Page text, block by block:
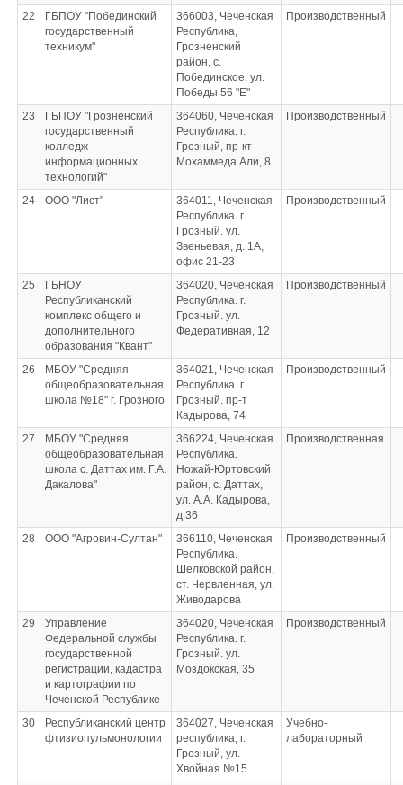
22
ГБПОУ "Побединский
государственный
техникум"
366003, Чеченская
Республика,
Грозненский
район, с.
Побединское, ул.
Победы 56 "Е"
Производственный
23
ГБПОУ "Грозненский
государственный
колледж
информационных
технологий"
364060, Чеченская
Республика. г.
Грозный, пр-кт
Мохаммеда Али, 8
Производственный
24 ООО "Лист"
364011, Чеченская
Республика. г.
Грозный. ул.
Звеньевая, д. 1А,
офис 21-23
Производственный
25
ГБНОУ
Республиканский
комплекс общего и
дополнительного
образования "Квант"
364020, Чеченская
Республика. г.
Грозный. ул.
Федеративная, 12
Производственный
26
МБОУ "Средняя
общеобразовательная
школа №18" г. Грозного
364021, Чеченская
Республика. г.
Грозный. пр-т
Кадырова, 74
Производственный
27
МБОУ "Средняя
общеобразовательная
школа с. Даттах им. Г.А.
Дакалова"
366224, Чеченская
Республика.
Ножай-Юртовский
район, с. Даттах,
ул. А.А. Кадырова,
д.36
Производственная
28 ООО "Агровин-Султан"
366110, Чеченская
Республика.
Шелковской район,
ст. Червленная, ул.
Живодарова
Производственный
29
Управление
Федеральной службы
государственной
регистрации, кадастра
и картографии по
Чеченской Республике
364020, Чеченская
Республика. г.
Грозный. ул.
Моздокская, 35
Производственный
30
Республиканский центр
фтизиопульмонологии
364027, Чеченская
республика, г.
Грозный, ул.
Хвойная №15
Учебно-
лабораторный